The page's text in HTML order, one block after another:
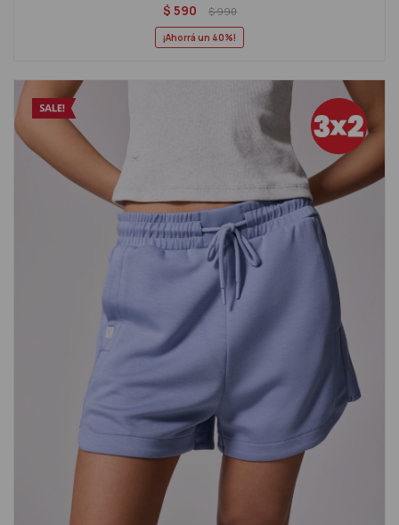
$ 590 $990
40